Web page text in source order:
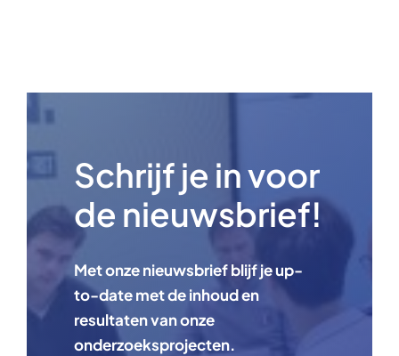
Schrijf je in voor
de nieuwsbrief!
Met onze nieuwsbrief blijf je up-
to-date met de inhoud en
resultaten van onze
onderzoeksprojecten.